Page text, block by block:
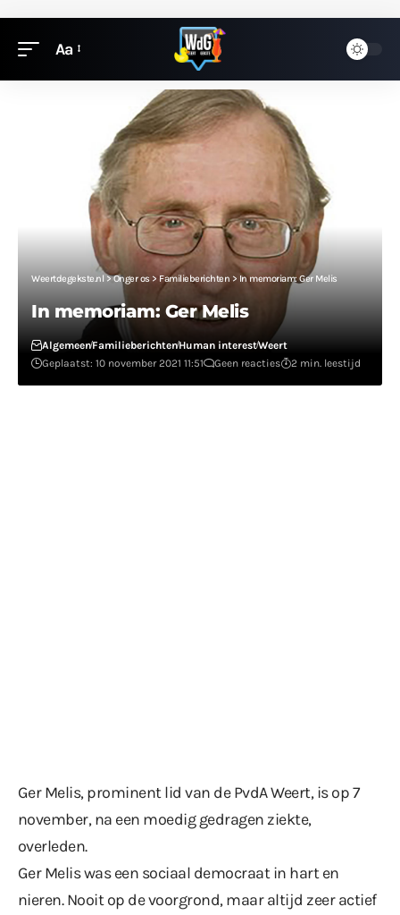
Aa
Weertdegekste.nl >Onger os > Familieberichten > In memoriam: Ger Melis
In memoriam: Ger Melis
AlgemeenFamilieberichtenHuman interestWeert
Geplaatst: 10 november 2021 11:51
Geen reacties 2 min. leestijd
Ger Melis, prominent lid van de PvdA Weert, is op 7
november, na een moedig gedragen ziekte,
overleden.
Ger Melis was een sociaal democraat in hart en
nieren. Nooit op de voorgrond, maar altijd zeer actief